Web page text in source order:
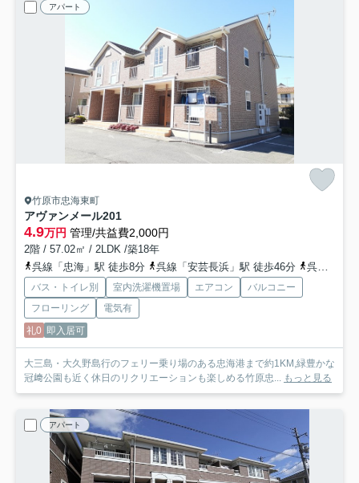
アパート
竹原市忠海東町
アヴァンメール201
4.9万円 管理/共益費2,000円
2階 / 57.02㎡ / 2LDK /築18年
呉線「忠海」駅 徒歩8分
呉線「安芸長浜」駅 徒歩46分 呉線「竹原」駅 徒歩131分車30分 10.0km
バス・トイレ別 室内洗濯機置場 エアコン
バルコニー
フローリング
電気有
礼0 即入居可
大三島・大久野島行のフェリー乗り場のある忠海港まで約1KM,緑豊かな
冠﨑公園も近く休日のリクリエーションも楽しめる竹原忠... もっと見る
アパート